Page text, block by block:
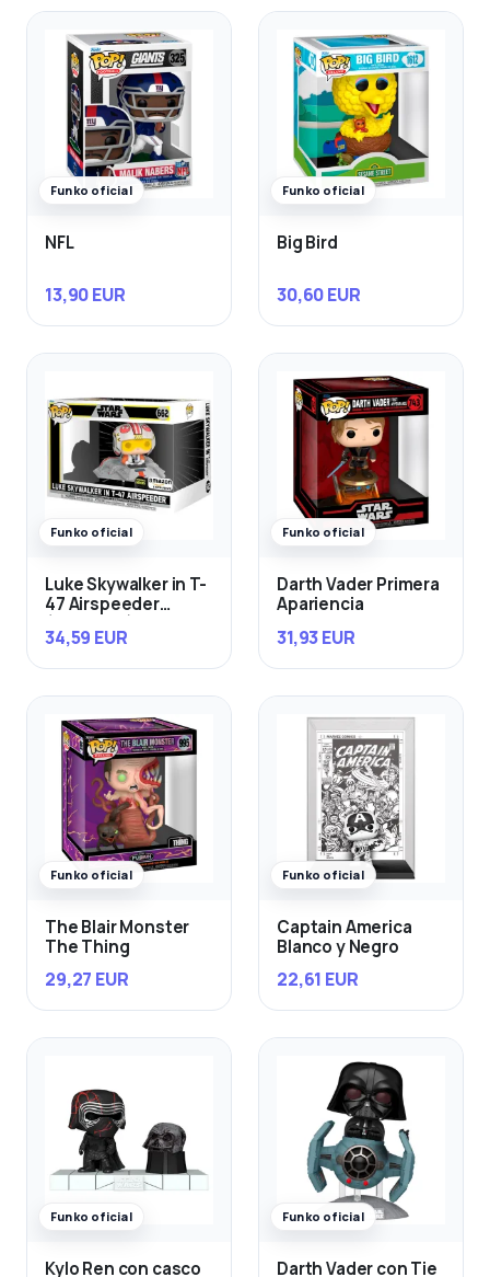
Funko oficial
NFL
13,90 EUR
Funko oficial
Big Bird
30,60 EUR
Funko oficial
Luke Skywalker in T-
47 Airspeeder
34,59 EUR
Funko oficial
Darth Vader Primera
Apariencia
31,93 EUR
Funko oficial
The Blair Monster
The Thing
29,27 EUR
Funko oficial
Captain America
Blanco y Negro
22,61 EUR
Funko oficial
Kylo Ren con casco
Funko oficial
Darth Vader con Tie